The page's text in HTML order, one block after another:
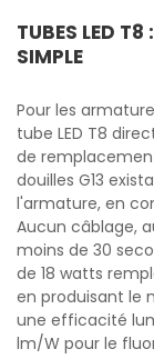
TUBES LED T8
SIMPLE
Pour les
tube LED T8
de
douilles G13
l'armature, en
Aucun câblage,
moins de 30
de 18 watts
en produisant le
une efficacité
lm/W pour le